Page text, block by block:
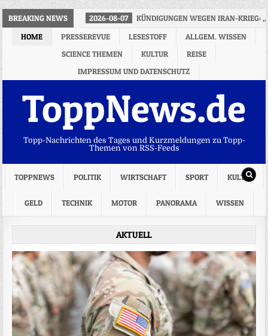
BREAKING NEWS 2026-08-07
KÜNDIGUNGEN WEGEN IRAN-KRIEG:
HOME
PRESSEREVUE LESESTOFF
ALLGEM. WISSEN
SCIENCE THEMEN
KULTUR
REISE
IMPRESSUM UND DATENSCHUTZ
ToppNews.de
Topp-Nachrichten des Tages und Kurzmeldungen zu Topp-
Themen von RSS-Feeds
TOPPNEWS POLITIK WIRTSCHAFT SPORT KULTUR
GELD TECHNIK MOTOR PANORAMA WISSEN
AKTUELL